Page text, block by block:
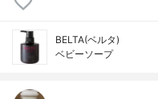
BELTA(ベルタ)
ベビーソープ